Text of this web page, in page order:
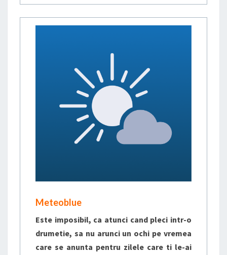
Meteoblue
Este imposibil, ca atunci cand pleci intr-o
drumetie, sa nu arunci un ochi pe vremea
care se anunta pentru zilele care ti le-ai